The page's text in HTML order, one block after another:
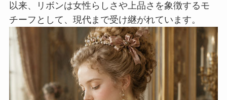
以来、リボンは女性らしさや上品さを象徴するモ
チーフとして、現代まで受け継がれています。